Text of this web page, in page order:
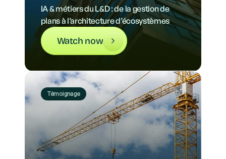
IA & métiers du L&D : de la gestion de
plans à l’architecture d’écosystèmes
Watch now
Témoignage